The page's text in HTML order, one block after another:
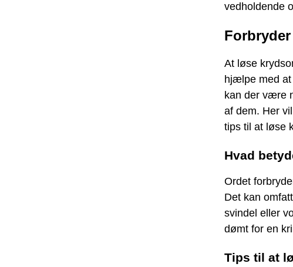
vedholdende
At løse
hjælpe med at
kan der være
af dem. Her
tips til at løse
Hvad
Ordet
Det kan
svindel eller
dømt for en
Tips til at